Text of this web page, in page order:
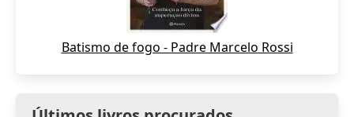
Batismo de fogo - Padre Marcelo Rossi